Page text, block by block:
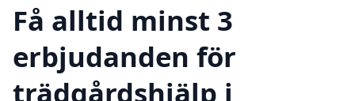
Få alltid minst 3
erbjudanden för
trädgårdshjälp i